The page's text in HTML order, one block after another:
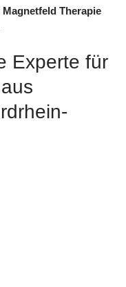
Therapie
Experte für